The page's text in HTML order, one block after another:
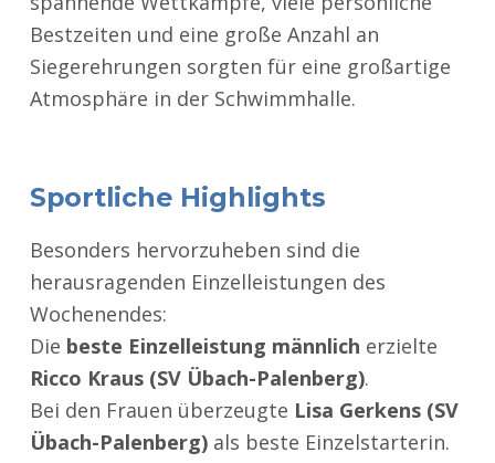
Bestzeiten und eine große Anzahl an
Siegerehrungen sorgten für eine großartige
Atmosphäre in der Schwimmhalle.
Sportliche Highlights
Besonders hervorzuheben sind die
herausragenden Einzelleistungen des
Wochenendes:
Die beste Einzelleistung männlich erzielte
Ricco Kraus (SV Übach-Palenberg).
Bei den Frauen überzeugte Lisa Gerkens (SV
Übach-Palenberg)als beste Einzelstarterin.